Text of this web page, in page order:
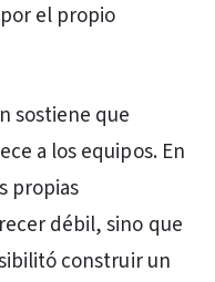
el propio
sostiene que
a los equipos. En
propias
débil, sino que
construir un